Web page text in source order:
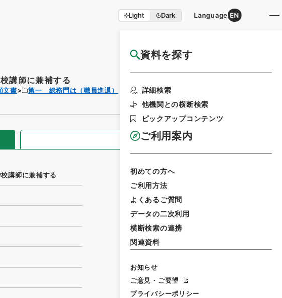
Light Dark Language EN
資料を探す
詳細検索
他機関との横断検索
ピックアップコンテンツ
ご利用案内
初めての方へ
ご利用方法
よくあるご質問
データの二次利用
横断検索の連携
関連資料
お知らせ
ご意見・ご要望
プライバシーポリシー
国立公文書館HP利用案内
講師に兼補する
文書
第一 総務門は（職員進退）
全ての情報
講師に兼補する